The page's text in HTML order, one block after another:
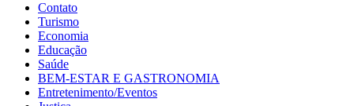
Contato
Turismo
Economia
Educação
Saúde
BEM-ESTAR E GASTRONOMIA
Entretenimento/Eventos